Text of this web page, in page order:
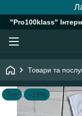
"Pro100klass"
Товари та
Топ –19%